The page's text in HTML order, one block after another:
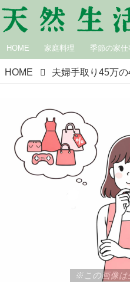
HOME 家庭料理 季節の家仕
HOME
※この画像は